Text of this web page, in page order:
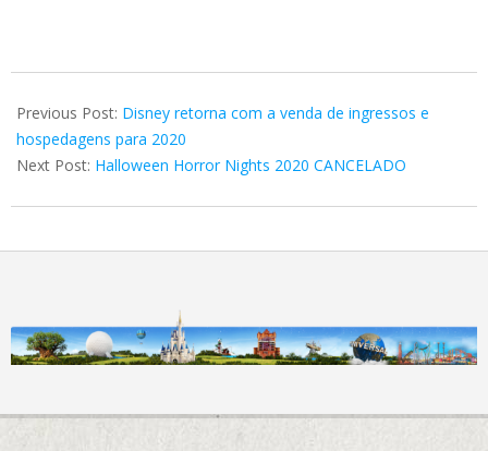
07-
13
Previous Post: Disney retorna com a venda de ingressos e
hospedagens para 2020
Next Post: Halloween Horror Nights 2020 CANCELADO